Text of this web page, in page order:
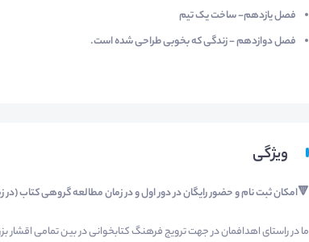
فصل یازدهم- ساخت یک تیم
فصل دوازدهم - زندگی که بخوبی طراحی شده است.
ویژگی
🔻امکان ثبت نام و حضور رایگان در دور اول و در زمان مطالعه گروهی کتاب (در
ما در راستای اهدافمان در جهت ترویج فرهنگ کتابخوانی در بین تمامی اقشار